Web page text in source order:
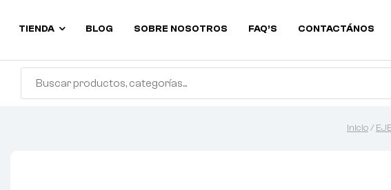
TIENDA BLOG SOBRE NOSOTROS FAQ’S CONTACTÁNOS
Inicio/